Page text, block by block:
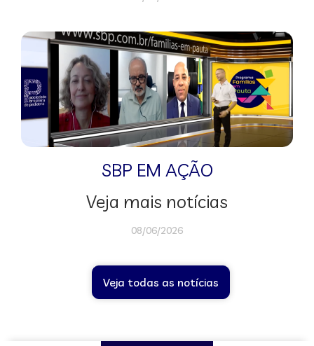
SBP EM AÇÃO
Veja mais notícias
08/06/2026
Veja todas as notícias